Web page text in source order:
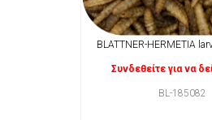
BLATTNER-HERMETIA
Συνδεθείτε για να
BL-185082